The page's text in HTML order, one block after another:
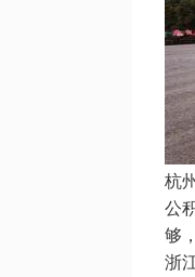
杭
公
够
浙